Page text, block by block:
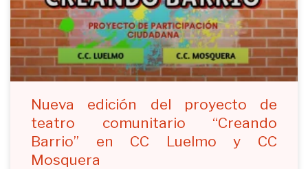
Nueva edición del proyecto de
teatro comunitario “Creando
Barrio” en CC Luelmo y CC
Mosquera